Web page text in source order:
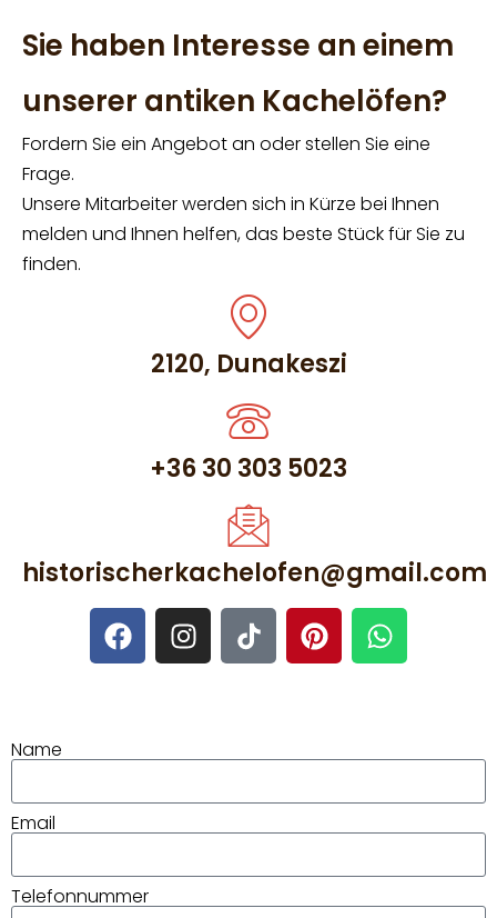
Sie haben Interesse an einem
unserer antiken Kachelöfen?
Fordern Sie ein Angebot an oder stellen Sie eine
Frage.
Unsere Mitarbeiter werden sich in Kürze bei Ihnen
melden und Ihnen helfen, das beste Stück für Sie zu
finden.
2120, Dunakeszi
+36 30 303 5023
historischerkachelofen@gmail.com
Name
Email
Telefonnummer